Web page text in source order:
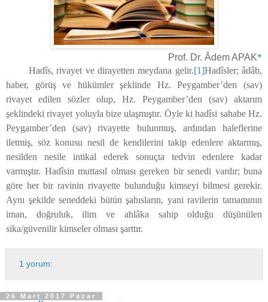
Prof. Dr. Âdem APAK*
Hadîs, rivayet ve dirayetten meydana gelir.[1]Hadîsler; âdâb,
haber, görüş ve hükümler şeklinde Hz. Peygamber’den (sav)
rivayet edilen sözler olup, Hz. Peygamber’den (sav) aktarım
şeklindeki rivayet yoluyla bize ulaşmıştır. Öyle ki hadîsi sahabe Hz.
Peygamber’den (sav) rivayette bulunmuş, ardından haleflerine
iletmiş, söz konusu nesil de kendilerini takip edenlere aktarmış,
nesilden nesile intikal ederek sonuçta tedvin edenlere kadar
varmıştır. Hadîsin muttasıl olması gereken bir senedi vardır; buna
göre her bir ravinin rivayette bulunduğu kimseyi bilmesi gerekir.
Aynı şekilde seneddeki bütün şahısların, yani ravilerin tamamının
iman, doğruluk, ilim ve ahlâka sahip olduğu düşünülen
sika/güvenilir kimseler olması şarttır.
1 yorum:
26 Mart 2017 Pazar